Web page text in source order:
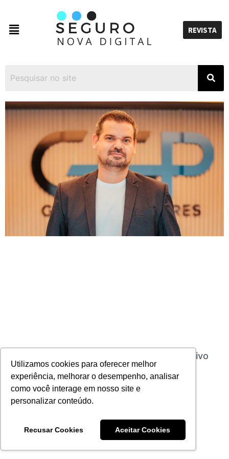
Utilizamos cookies para oferecer melhor
experiência, melhorar o desempenho, analisar
como você interage em nosso site e
personalizar conteúdo.
Recusar Cookies Aceitar Cookies
REVISTA
Split Risk apresenta novo conselho consultivo
12/03/2025 Nenhum comentário
Leia mais